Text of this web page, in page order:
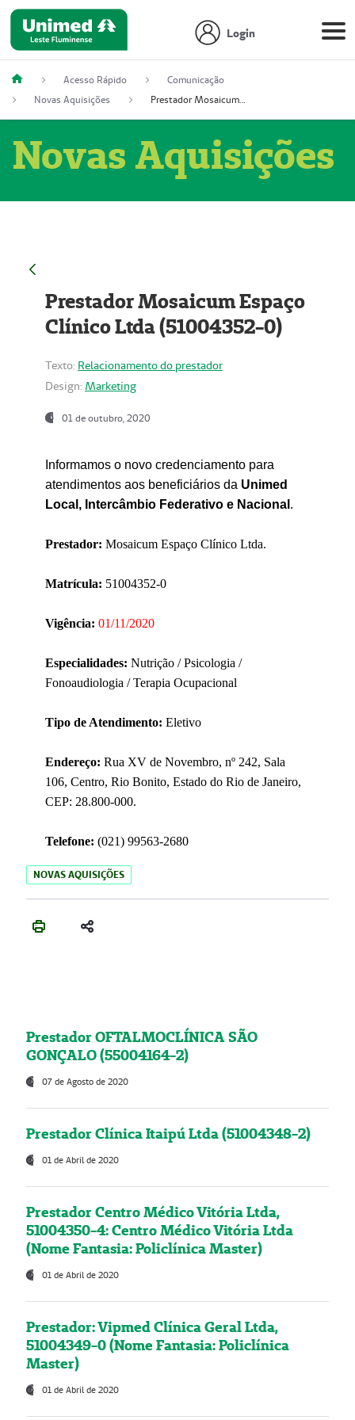
Login
Acesso Rápido
Comunicação
Novas Aquisições
Prestador Mosaicum Espaço Clínico Ltda (51004352-0)
Novas Aquisições
Prestador Mosaicum Espaço
Clínico Ltda (51004352-0)
Texto: Relacionamento do prestador
Design: Marketing
01 de outubro, 2020
Informamos o novo credenciamento para
atendimentos aos beneficiários da Unimed
Local, Intercâmbio Federativo e Nacional .
Prestador: Mosaicum Espaço Clínico Ltda.
Matrícula: 51004352-0
Vigência: 01/11/2020
Especialidades: Nutrição / Psicologia /
Fonoaudiologia / Terapia Ocupacional
Tipo de Atendimento: Eletivo
Endereço: Rua XV de Novembro, nº 242, Sala
106, Centro, Rio Bonito, Estado do Rio de Janeiro,
CEP: 28.800-000.
Telefone: (021) 99563-2680
NOVAS AQUISIÇÕES
Prestador OFTALMOCLÍNICA SÃO
GONÇALO (55004164-2)
07 de Agosto de 2020
Prestador Clínica Itaipú Ltda (51004348-2)
01 de Abril de 2020
Prestador Centro Médico Vitória Ltda,
51004350-4: Centro Médico Vitória Ltda
(Nome Fantasia: Policlínica Master)
01 de Abril de 2020
Prestador: Vipmed Clínica Geral Ltda,
51004349-0 (Nome Fantasia: Policlínica
Master)
01 de Abril de 2020